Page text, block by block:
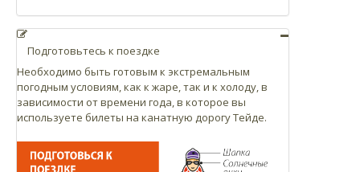
Подготовьтесь к поездке
Необходимо быть готовым к экстремальным
погодным условиям, как к жаре, так и к холоду, в
зависимости от времени года, в которое вы
используете билеты на канатную дорогу Тейде.